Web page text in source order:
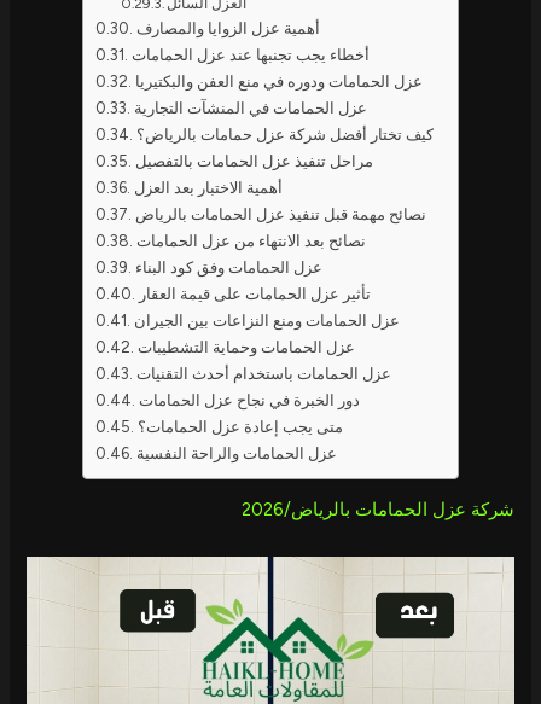
العزل السائل
أهمية عزل الزوايا والمصارف
أخطاء يجب تجنبها عند عزل الحمامات
عزل الحمامات ودوره في منع العفن والبكتيريا
عزل الحمامات في المنشآت التجارية
كيف تختار أفضل شركة عزل حمامات بالرياض؟
مراحل تنفيذ عزل الحمامات بالتفصيل
أهمية الاختبار بعد العزل
نصائح مهمة قبل تنفيذ عزل الحمامات بالرياض
نصائح بعد الانتهاء من عزل الحمامات
عزل الحمامات وفق كود البناء
تأثير عزل الحمامات على قيمة العقار
عزل الحمامات ومنع النزاعات بين الجيران
عزل الحمامات وحماية التشطيبات
عزل الحمامات باستخدام أحدث التقنيات
دور الخبرة في نجاح عزل الحمامات
متى يجب إعادة عزل الحمامات؟
عزل الحمامات والراحة النفسية
شركة عزل الحمامات بالرياض/2026